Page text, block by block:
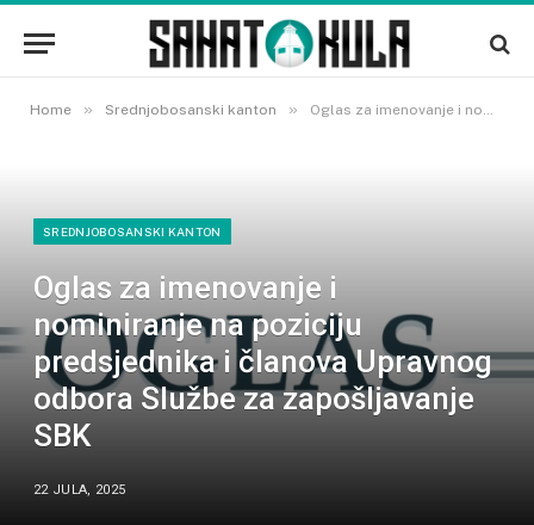
Home » Srednjobosanski kanton » Oglas za imenovanje i nominiranje na poziciju predsjednika i članova Upravnog odbora Službe za zapošljavanje SBK
SREDNJOBOSANSKI KANTON
Oglas za imenovanje i
nominiranje na poziciju
predsjednika i članova Upravnog
odbora Službe za zapošljavanje
SBK
22 JULA, 2025